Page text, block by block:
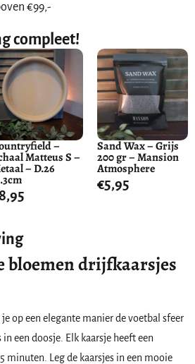
€99,-
bloemen drijfkaarsjes
op een elegante manier de voetbal sfeer
een doosje. Elk kaarsje heeft een
minuten. Leg de kaarsjes in een mooie
compleet!
–
Matteus S –
– D.26
8,95
Sand Wax – Grijs
200 gr – Mansion
Atmosphere
€5,95